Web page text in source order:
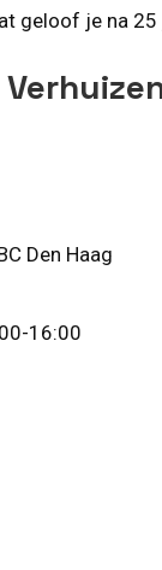
geloof je na
Den Haag
16:00